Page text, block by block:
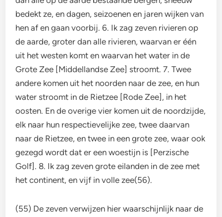
bedekt ze, en dagen, seizoenen en jaren wijken van
hen af en gaan voorbij. 6. Ik zag zeven rivieren op
de aarde, groter dan alle rivieren, waarvan er één
uit het westen komt en waarvan het water in de
Grote Zee [Middellandse Zee] stroomt. 7. Twee
andere komen uit het noorden naar de zee, en hun
water stroomt in de Rietzee [Rode Zee], in het
oosten. En de overige vier komen uit de noordzijde,
elk naar hun respectievelijke zee, twee daarvan
naar de Rietzee, en twee in een grote zee, waar ook
gezegd wordt dat er een woestijn is [Perzische
Golf]. 8. Ik zag zeven grote eilanden in de zee met
het continent, en vijf in volle zee(56).
(55) De zeven verwijzen hier waarschijnlijk naar de